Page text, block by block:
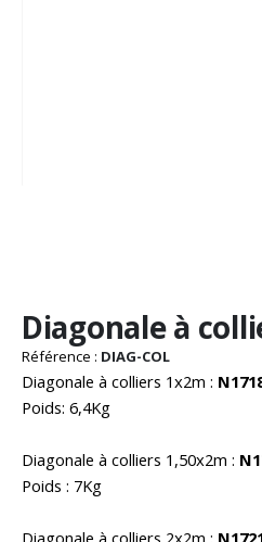
au
début
de
la
Galerie
Diagonale à
Référence : DIAG-COL
Diagonale à colliers 1x2m :
Poids: 6,4Kg
Diagonale à colliers 1,50x2m :
Poids : 7Kg